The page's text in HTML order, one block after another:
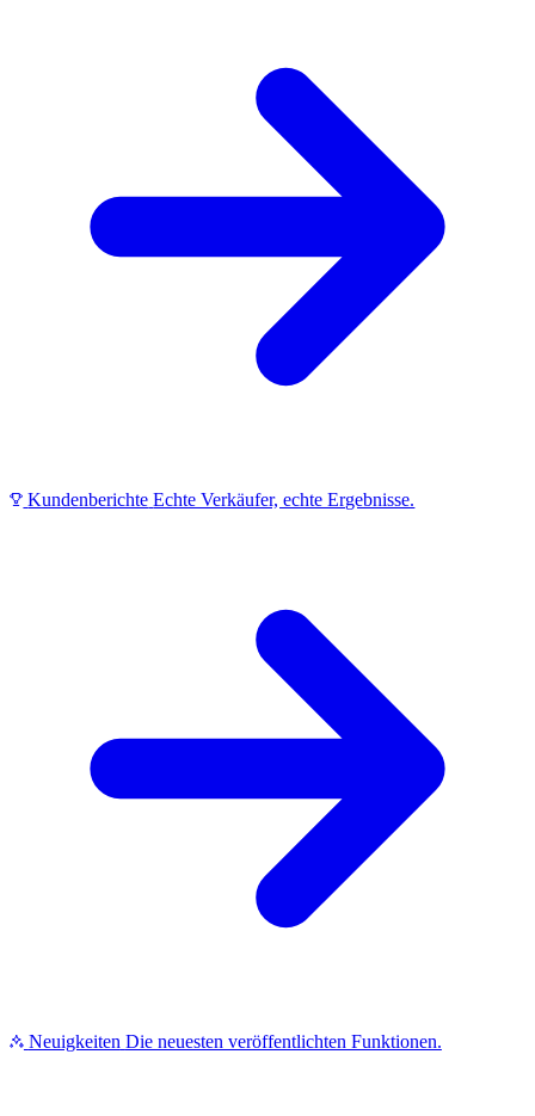
Kundenberichte Echte Verkäufer, echte Ergebnisse.
Neuigkeiten Die neuesten veröffentlichten Funktionen.